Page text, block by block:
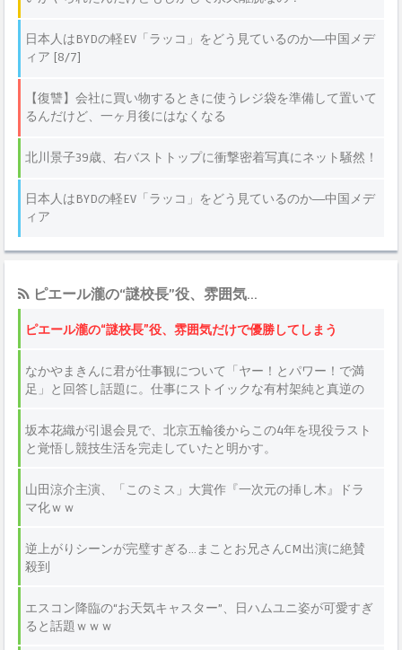
ピエール瀧の“謎校長”役、雰囲気...
ピエール瀧の“謎校長”役、雰囲気だけで優勝してしまう
なかやまきんに君が仕事観について「ヤー！とパワー！で満
足」と回答し話題に。仕事にストイックな有村架純と真逆の
坂本花織が引退会見で、北京五輪後からこの4年を現役ラスト
と覚悟し競技生活を完走していたと明かす。
山田涼介主演、「このミス」大賞作『一次元の挿し木』ドラ
マ化ｗｗ
逆上がりシーンが完璧すぎる…まことお兄さんCM出演に絶賛
殺到
エスコン降臨の“お天気キャスター”、日ハムユニ姿が可愛すぎ
ると話題ｗｗｗ